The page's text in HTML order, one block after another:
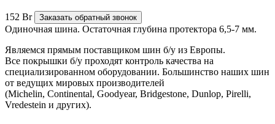
152 Br Заказать обратный звонок
Одиночная шина. Остаточная глубина протектора 6,5-7 мм.
Являемся прямым поставщиком шин б/у из Европы.
Все покрышки б/у проходят контроль качества на
специализированном оборудовании. Большинство наших шин
от ведущих мировых производителей
(Michelin, Continental, Goodyear, Bridgestone, Dunlop, Pirelli,
Vredestein и других).